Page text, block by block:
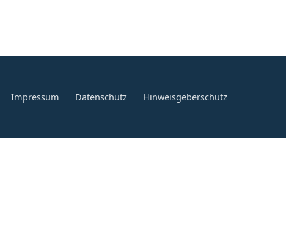
Impressum Datenschutz Hinweisgeberschutz